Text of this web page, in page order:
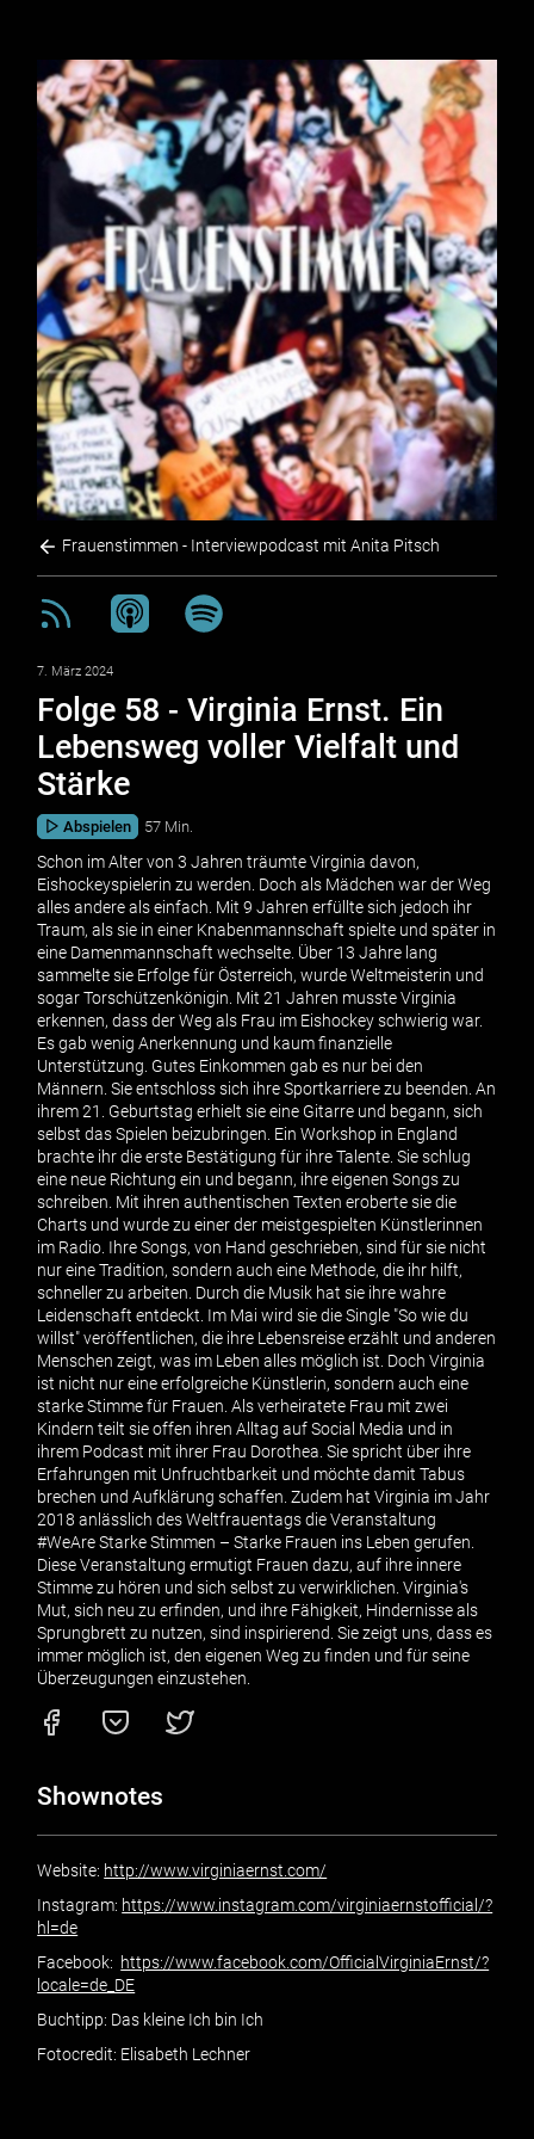
Frauenstimmen - Interviewpodcast mit Anita Pitsch
7. März 2024
Folge 58 - Virginia Ernst. Ein
Lebensweg voller Vielfalt und
Stärke
Abspielen 57 Min.
Schon im Alter von 3 Jahren träumte Virginia davon,
Eishockeyspielerin zu werden. Doch als Mädchen war der Weg
alles andere als einfach. Mit 9 Jahren erfüllte sich jedoch ihr
Traum, als sie in einer Knabenmannschaft spielte und später in
eine Damenmannschaft wechselte. Über 13 Jahre lang
sammelte sie Erfolge für Österreich, wurde Weltmeisterin und
sogar Torschützenkönigin. Mit 21 Jahren musste Virginia
erkennen, dass der Weg als Frau im Eishockey schwierig war.
Es gab wenig Anerkennung und kaum finanzielle
Unterstützung. Gutes Einkommen gab es nur bei den
Männern. Sie entschloss sich ihre Sportkarriere zu beenden. An
ihrem 21. Geburtstag erhielt sie eine Gitarre und begann, sich
selbst das Spielen beizubringen. Ein Workshop in England
brachte ihr die erste Bestätigung für ihre Talente. Sie schlug
eine neue Richtung ein und begann, ihre eigenen Songs zu
schreiben. Mit ihren authentischen Texten eroberte sie die
Charts und wurde zu einer der meistgespielten Künstlerinnen
im Radio. Ihre Songs, von Hand geschrieben, sind für sie nicht
nur eine Tradition, sondern auch eine Methode, die ihr hilft,
schneller zu arbeiten. Durch die Musik hat sie ihre wahre
Leidenschaft entdeckt. Im Mai wird sie die Single "So wie du
willst" veröffentlichen, die ihre Lebensreise erzählt und anderen
Menschen zeigt, was im Leben alles möglich ist. Doch Virginia
ist nicht nur eine erfolgreiche Künstlerin, sondern auch eine
starke Stimme für Frauen. Als verheiratete Frau mit zwei
Kindern teilt sie offen ihren Alltag auf Social Media und in
ihrem Podcast mit ihrer Frau Dorothea. Sie spricht über ihre
Erfahrungen mit Unfruchtbarkeit und möchte damit Tabus
brechen und Aufklärung schaffen. Zudem hat Virginia im Jahr
2018 anlässlich des Weltfrauentags die Veranstaltung
#WeAre Starke Stimmen – Starke Frauen ins Leben gerufen.
Diese Veranstaltung ermutigt Frauen dazu, auf ihre innere
Stimme zu hören und sich selbst zu verwirklichen. Virginia's
Mut, sich neu zu erfinden, und ihre Fähigkeit, Hindernisse als
Sprungbrett zu nutzen, sind inspirierend. Sie zeigt uns, dass es
immer möglich ist, den eigenen Weg zu finden und für seine
Überzeugungen einzustehen.
Shownotes
Website: http://www.virginiaernst.com/
Instagram: https://www.instagram.com/virginiaernstofficial/?
hl=de
Facebook: https://www.facebook.com/OfficialVirginiaErnst/?
locale=de_DE
Buchtipp: Das kleine Ich bin Ich
Fotocredit: Elisabeth Lechner